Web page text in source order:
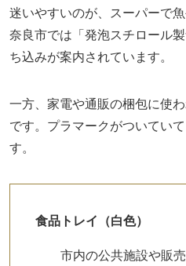
迷いやすいのが、スーパーで
奈良市では「発泡スチロール
ち込みが案内されています。
一方、家電や通販の梱包に使
です。プラマークがついてい
す。
食品トレイ（白色）
市内の公共施設や販